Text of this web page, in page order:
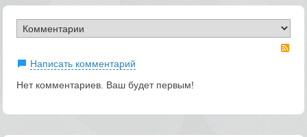
Написать комментарий
Нет комментариев. Ваш будет первым!